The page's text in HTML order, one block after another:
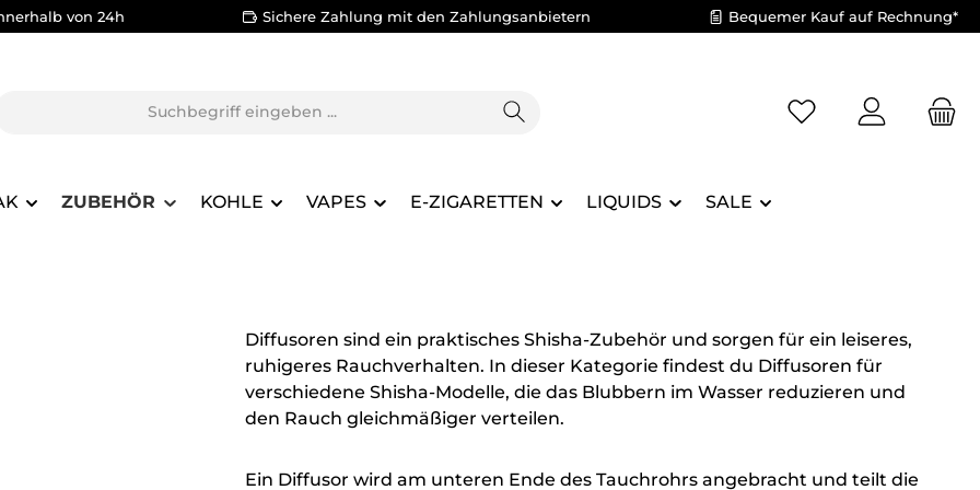
von 24h Sichere Zahlung mit den Zahlungsanbietern Bequemer Kauf auf Rechnung*
Du hast 0
ZUBEHÖR KOHLE VAPES E-ZIGARETTEN LIQUIDS SALE
Diffusoren sind ein praktisches Shisha-Zubehör und sorgen für ein leiseres,
ruhigeres Rauchverhalten. In dieser Kategorie findest du Diffusoren für
verschiedene Shisha-Modelle, die das Blubbern im Wasser reduzieren und
den Rauch gleichmäßiger verteilen.
Ein Diffusor wird am unteren Ende des Tauchrohrs angebracht und teilt die